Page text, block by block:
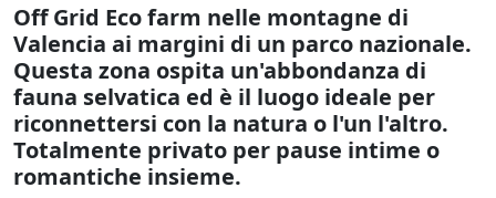
Off Grid Eco farm nelle montagne di
Valencia ai margini di un parco nazionale.
Questa zona ospita un'abbondanza di
fauna selvatica ed è il luogo ideale per
riconnettersi con la natura o l'un l'altro.
Totalmente privato per pause intime o
romantiche insieme.